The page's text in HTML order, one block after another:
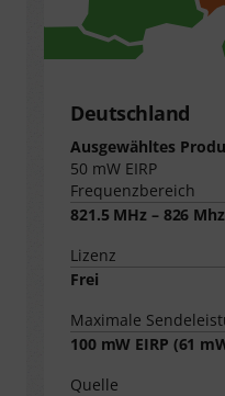
Deutschland
Ausgewähltes
50 mW EIRP
Frequenzbereich
821.5 MHz – 826 Mhz
Lizenz
Frei
Maximale
100mW EIRP (61
Quelle